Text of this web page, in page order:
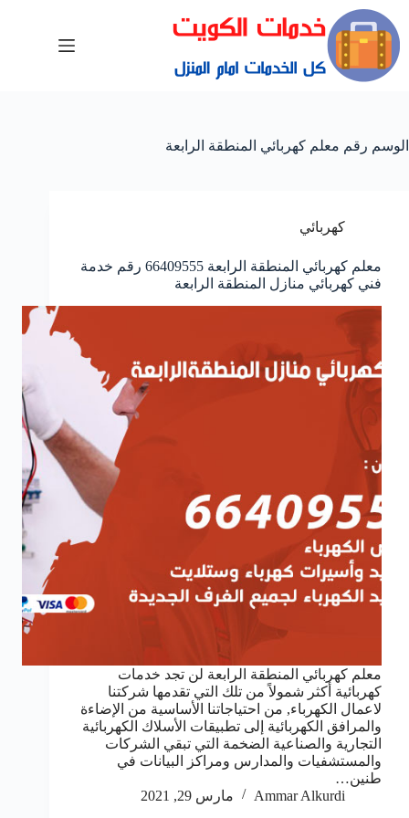
الوسم رقم معلم كهربائي المنطقة الرابعة
كهربائي
معلم كهربائي المنطقة الرابعة 66409555 رقم خدمة
فني كهربائي منازل المنطقة الرابعة
معلم كهربائي المنطقة الرابعة لن تجد خدمات
كهربائية أكثر شمولاً من تلك التي تقدمها شركتنا
لاعمال الكهرباء, من احتياجاتنا الأساسية من الإضاءة
والمرافق الكهربائية إلى تطبيقات الأسلاك الكهربائية
التجارية والصناعية الضخمة التي تبقي الشركات
والمستشفيات والمدارس ومراكز البيانات في
طنين…
Ammar Alkurdi
مارس 29, 2021